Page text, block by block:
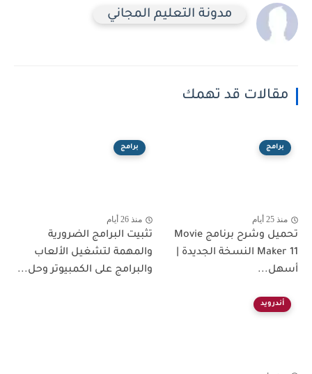
مدونة التعليم المجاني
قد تهمك
تحميل وشرح برنامج Movie
Maker 11 النسخة الجديدة |
تثبيت البرامج الضرورية
والمهمة لتشغيل الألعاب
والبرامج على الكمبيوتر وحل...